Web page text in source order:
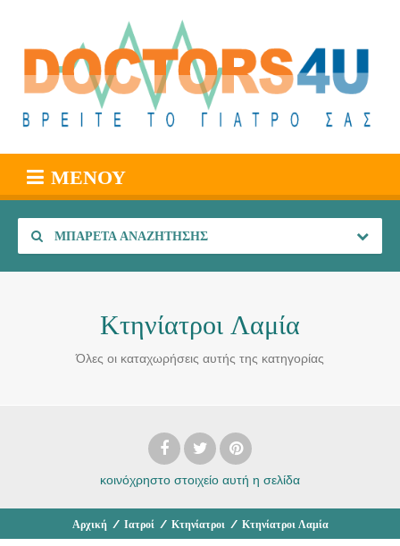
ΜΕΝΟΎ
ΜΠΑΡΈΤΑ ΑΝΑΖΉΤΗΣΗΣ
Κτηνίατροι Λαμία
Όλες οι καταχωρήσεις αυτής της κατηγορίας
κοινόχρηστο στοιχείο αυτή η σελίδα
Αρχική / Ιατροί / Κτηνίατροι / Κτηνίατροι Λαμία